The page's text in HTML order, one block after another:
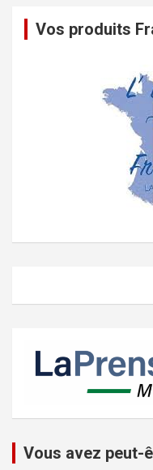
Vos produits
Vous avez peut-